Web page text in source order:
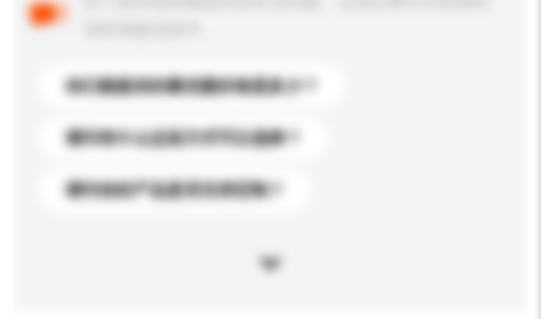
你们能提供的最优惠价格是多少？
请问有什么运送方式可以选择？
请问你的产品是否支持定制？